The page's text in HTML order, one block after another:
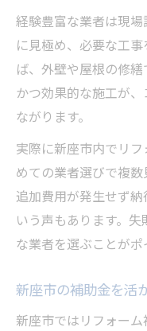
経験豊富な業者は現
に見極め、必要な工
ば、外壁や屋根の修
かつ効果的な施工が
ながります。
実際に新座市内でリ
めての業者選びで複
追加費用が発生せず
いう声もあります。
な業者を選ぶことがポ
新座市の補助金を活
新座市ではリフォー